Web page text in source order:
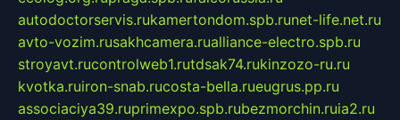
autodoctorservis.rukamertondom.spb.runet-life.net.ru
avto-vozim.rusakhcamera.rualliance-electro.spb.ru
stroyavt.rucontrolweb1.rutdsak74.rukinzozo-ru.ru
kvotka.ruiron-snab.rucosta-bella.rueugrus.pp.ru
associaciya39.ruprimexpo.spb.rubezmorchin.ruia2.ru